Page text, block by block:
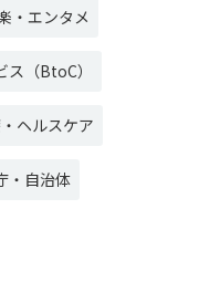
・エンタメ
ス（BtoC）
ヘルスケア
・自治体